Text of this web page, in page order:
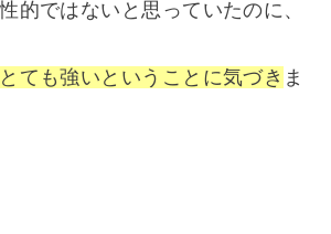
的ではないと思っていたのに、
とても強いということに気づき ま